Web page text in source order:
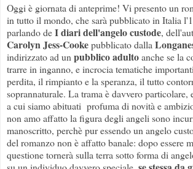
Oggi è giornata di anteprime! Vi presento un
in tutto il mondo, che sarà pubblicato in Italia
parlando deI diari dell'angelo custode,
Carolyn Jess-Cookepubblicato dalla
indirizzato ad un pubblico adultoanche se la
trarre in inganno, e incrocia tematiche
perdita, il rimpianto e la speranza, il tutto
soprannaturale. La trama è davvero particolare,
a cui siamo abituati profuma di novità e
non amo affatto la figura degli angeli sono
manoscritto, perchè pur essendo un angelo
del romanzo non è affatto banale: dopo essere
questione tornerà sulla terra sotto forma di